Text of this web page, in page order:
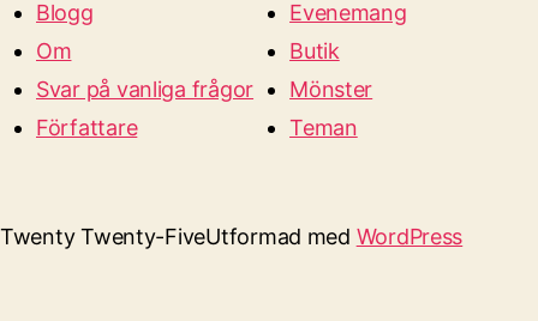
Blogg
Om
Svar på vanliga frågor
Författare
Evenemang
Butik
Mönster
Teman
Twenty Twenty-FiveUtformad med WordPress